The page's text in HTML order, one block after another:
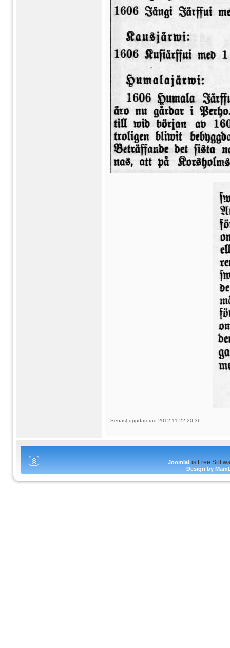
Senast uppdaterad 2012-11-22 20:36
Joomla! is Free
Design by